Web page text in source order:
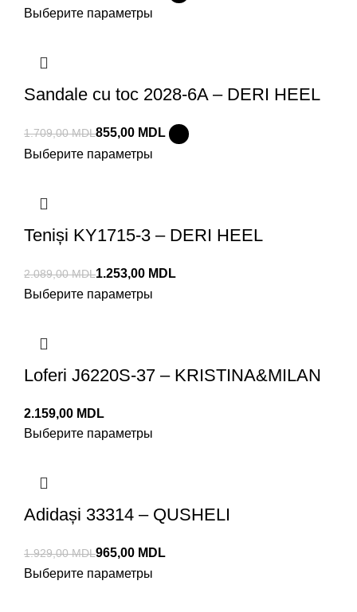
Выберите параметры
Sandale cu toc 2028-6A – DERI HEEL
1.709,00MDL855,00 MDL
Выберите параметры
Teniși KY1715-3 – DERI HEEL
2.089,00MDL1.253,00 MDL
Выберите параметры
Loferi J6220S-37 – KRISTINA&MILAN
MDL
Выберите параметры
Adidași 33314 – QUSHELI
1.929,00MDL965,00 MDL
Выберите параметры